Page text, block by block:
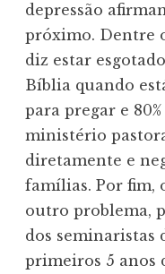
depressão
próximo. Dentre
diz estar
Bíblia quando
para pregar e
ministério
diretamente e
famílias. Por fim,
outro problema,
dos seminaristas
primeiros 5 anos